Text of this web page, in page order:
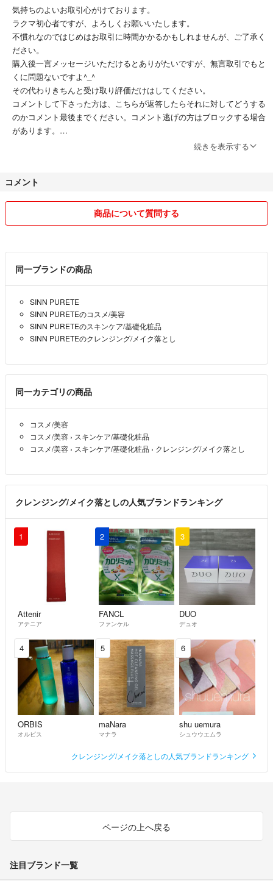
気持ちのよいお取引心がけております。
ラクマ初心者ですが、よろしくお願いいたします。
不慣れなのではじめはお取引に時間かかるかもしれませんが、ご了承く
ださい。
購入後一言メッセージいただけるとありがたいですが、無言取引でもと
くに問題ないですよ^_^
その代わりきちんと受け取り評価だけはしてください。
コメントして下さった方は、こちらが返答したらそれに対してどうする
のかコメント最後までください。コメント逃げの方はブロックする場合
があります。
ゆうパケット、ゆうパケットプラスは地域により到着が遅くなったよう
ふつう評価について
送して届いているのにもか変わらず１週間も受け取り評価しなくて、放
置したのにもかかわらず、なぜこちらにふつうの評価❓意味がわかりま
もう一つは、購入したばかりの商品を価格交渉して、簡易梱包ポスト投
函ということも、了承したにも関わらず、こちらも良心でお値下げした
のですがふつう評価にされました。
続きを表示する
コメント
商品について質問する
同一ブランドの商品
SINN PURETE
SINN PURETEのコスメ/美容
SINN PURETEのスキンケア/基礎化粧品
SINN PURETEのクレンジング/メイク落とし
同一カテゴリの商品
コスメ/美容
コスメ/美容 › スキンケア/基礎化粧品
コスメ/美容 › スキンケア/基礎化粧品 › クレンジング/メイク落とし
クレンジング/メイク落としの人気ブランドランキング
1
Attenir
アテニア
2
FANCL
ファンケル
3
DUO
デュオ
4
ORBIS
オルビス
5
maNara
マナラ
6
shu uemura
シュウウエムラ
クレンジング/メイク落としの人気ブランドランキング
ページの上へ戻る
注目ブランド一覧